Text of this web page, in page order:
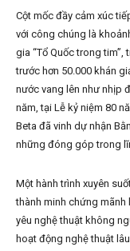
Cột mốc đầy cảm xúc
với công chúng là
gia “Tổ Quốc trong
trước hơn 50.000 khán
nước vang lên như nhịp
năm, tại Lễ kỷ niệm 80
Beta đã vinh dự nhận
những đóng góp trong
Một hành trình xuyên
thành minh chứng mãnh
yêu nghệ thuật không
hoạt động nghệ thuật